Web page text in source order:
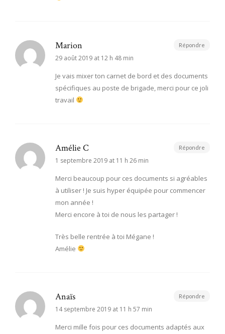
Marion
29 août 2019 at 12 h 48 min
Je vais mixer ton carnet de bord et des documents
spécifiques au poste de brigade, merci pour ce joli
travail
Répondre
Amélie C
1 septembre 2019 at 11 h 26 min
Merci beaucoup pour ces documents si agréables
à utiliser ! Je suis hyper équipée pour commencer
mon année !
Merci encore à toi de nous les partager !
Très belle rentrée à toi Mégane !
Amélie
Répondre
Anaïs
14 septembre 2019 at 11 h 57 min
Merci mille fois pour ces documents adaptés aux
Répondre